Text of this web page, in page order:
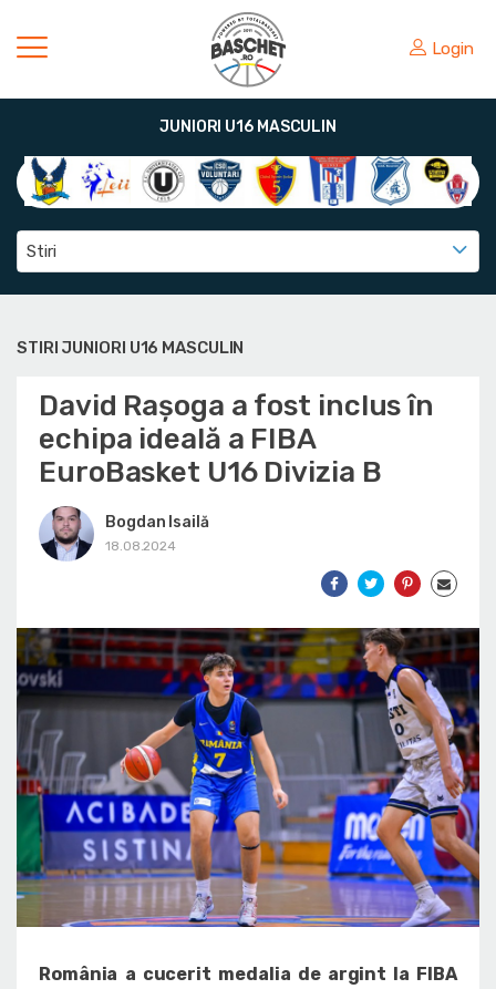
Login
JUNIORI U16 MASCULIN
Stiri
STIRI JUNIORI U16 MASCULIN
David Rașoga a fost inclus în
echipa ideală a FIBA
EuroBasket U16 Divizia B
Bogdan Isailă
18.08.2024
România a cucerit medalia de argint la FIBA